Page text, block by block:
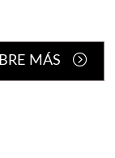
MÁS